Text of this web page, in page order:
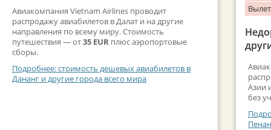
Авиакомпания Vietnam Airlines проводит
распродажу авиабилетов в Далат и на другие
направления по всему миру. Стоимость
путешествия — от35 EUR плюс аэропортовые
сборы.
Подробнее: стоимость дешевых авиабилетов в
Дананг и другие города всего мира
Азии
без